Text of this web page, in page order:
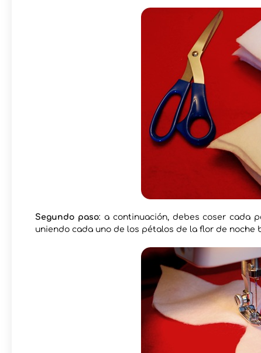
Segundo paso: a continuación, debes coser cada
uniendo cada uno de los pétalos de la flor de noche